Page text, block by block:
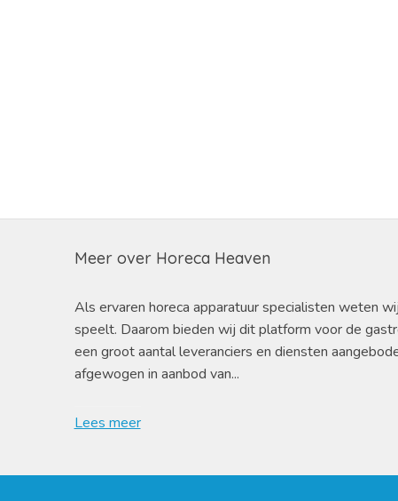
Meer over Horeca Heaven
Als ervaren horeca apparatuur specialisten weten
speelt. Daarom bieden wij dit platform voor de
een groot aantal leveranciers en diensten
afgewogen in aanbod van...
Lees meer